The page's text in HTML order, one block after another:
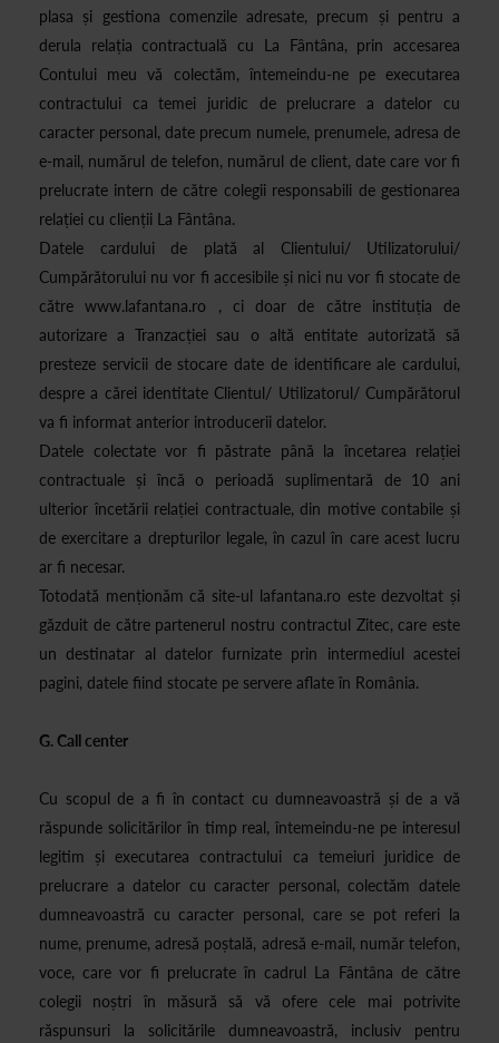
plasa și gestiona comenzile adresate, precum și pentru a
derula relația contractuală cu La Fântâna, prin accesarea
Contului meu vă colectăm, întemeindu-ne pe executarea
contractului ca temei juridic de prelucrare a datelor cu
caracter personal, date precum numele, prenumele, adresa de
e-mail, numărul de telefon, numărul de client, date care vor fi
prelucrate intern de către colegii responsabili de gestionarea
relației cu clienții La Fântâna.
Datele cardului de plată al Clientului/ Utilizatorului/
Cumpărătorului nu vor fi accesibile și nici nu vor fi stocate de
către www.lafantana.ro , ci doar de către instituția de
autorizare a Tranzacției sau o altă entitate autorizată să
presteze servicii de stocare date de identificare ale cardului,
despre a cărei identitate Clientul/ Utilizatorul/ Cumpărătorul
va fi informat anterior introducerii datelor.
Datele colectate vor fi păstrate până la încetarea relației
contractuale și încă o perioadă suplimentară de 10 ani
ulterior încetării relației contractuale, din motive contabile și
de exercitare a drepturilor legale, în cazul în care acest lucru
ar fi necesar.
Totodată menționăm că site-ul lafantana.ro este dezvoltat și
găzduit de către partenerul nostru contractul Zitec, care este
un destinatar al datelor furnizate prin intermediul acestei
pagini, datele fiind stocate pe servere aflate în România.
G. Call center
Cu scopul de a fi în contact cu dumneavoastră și de a vă
răspunde solicitărilor în timp real, întemeindu-ne pe interesul
legitim și executarea contractului ca temeiuri juridice de
prelucrare a datelor cu caracter personal, colectăm datele
dumneavoastră cu caracter personal, care se pot referi la
nume, prenume, adresă poștală, adresă e-mail, număr telefon,
voce, care vor fi prelucrate în cadrul La Fântâna de către
colegii noștri în măsură să vă ofere cele mai potrivite
răspunsuri la solicitările dumneavoastră, inclusiv pentru